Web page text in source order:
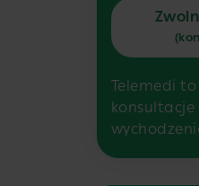
Telemedi
konsultacje